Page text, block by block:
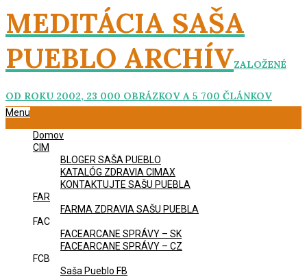
Skip
to
content
MEDITÁCIA SAŠA
PUEBLO ARCHÍVZALOŽENÉ
OD ROKU 2002, 23 000 OBRÁZKOV A 5 700 ČLÁNKOV
Primary
Menu
Domov
CIM
BLOGER SAŠA PUEBLO
KATALÓG ZDRAVIA CIMAX
KONTAKTUJTE SAŠU PUEBLA
FAR
FARMA ZDRAVIA SAŠU PUEBLA
FAC
FACEARCANE SPRÁVY – SK
FACEARCANE SPRÁVY – CZ
FCB
Saša Pueblo FB